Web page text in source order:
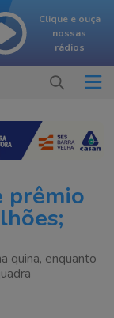
Clique e ouça
nossas
rádios
prêmio
quina, enquanto